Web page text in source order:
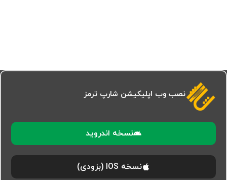
نصب وب اپلیکیشن شارپ ترمز
نسخه اندروید
نسخه IOS (بزودی)